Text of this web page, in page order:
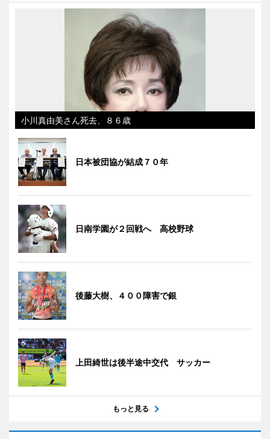
小川真由美さん死去、８６歳
日本被団協が結成７０年
日南学園が２回戦へ 高校野球
後藤大樹、４００障害で銀
上田綺世は後半途中交代 サッカー
もっと見る